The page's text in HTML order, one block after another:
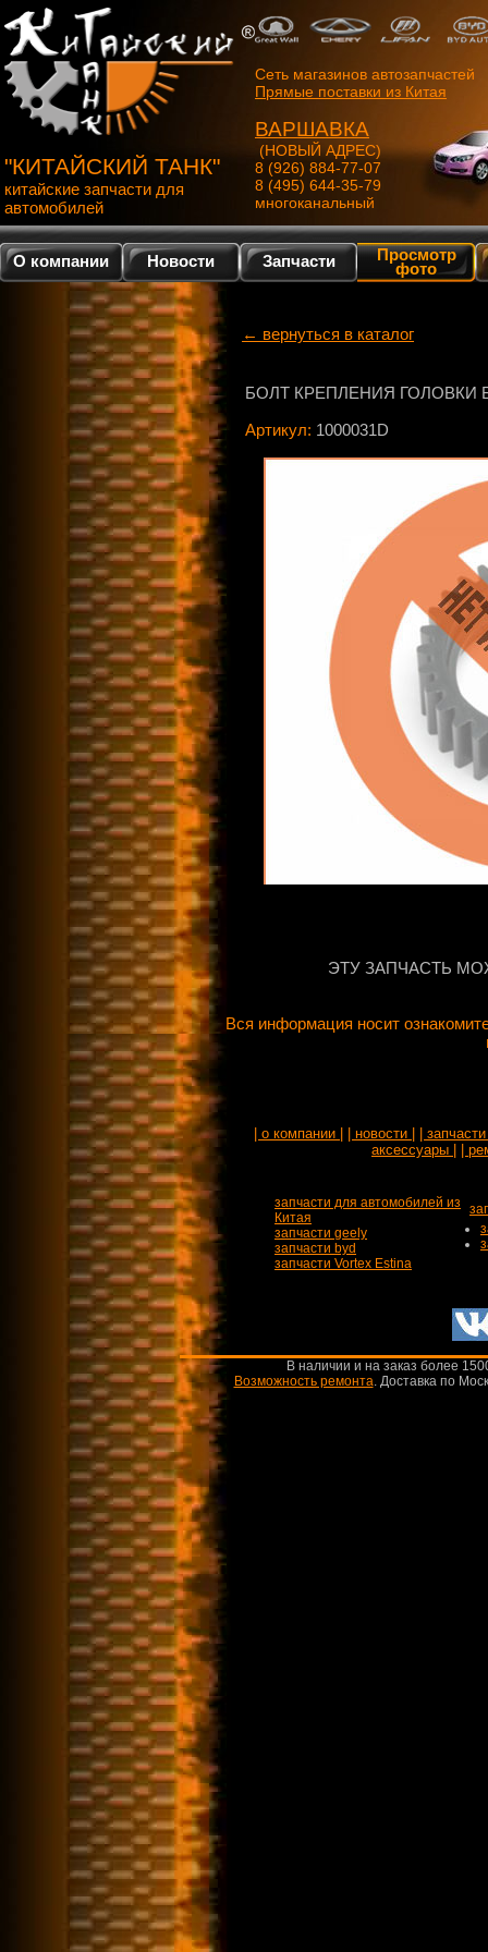
"КИТАЙСКИЙ ТАНК"
китайские запчасти для
автомобилей
Сеть магазинов автозапчастей
Прямые поставки из Китая
ВАРШАВКА
(НОВЫЙ АДРЕС)
8 (926) 884-77-07
8 (495) 644-35-79
многоканальный
О компании Новости Запчасти Просмотр
фото
← вернуться в каталог
БОЛТ КРЕПЛЕНИЯ ГОЛОВКИ
Артикул: 1000031D
ЭТУ ЗАПЧАСТЬ
Вся информация носит
| о компании | | новости |
|
аксессуары |
|
запчасти для автомобилей из
Китая
запчасти geely
запчасти byd
запчасти Vortex Estina
В наличии и на заказ более
Возможность ремонта.Доставка по